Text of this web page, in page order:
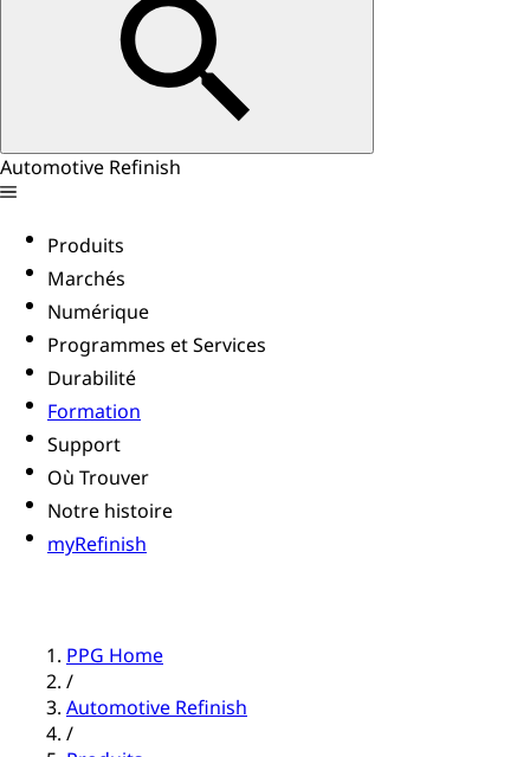
Automotive Refinish
Produits
Marchés
Numérique
Programmes et Services
Durabilité
Formation
Support
Où Trouver
Notre histoire
myRefinish
PPG Home
/
Automotive Refinish
/